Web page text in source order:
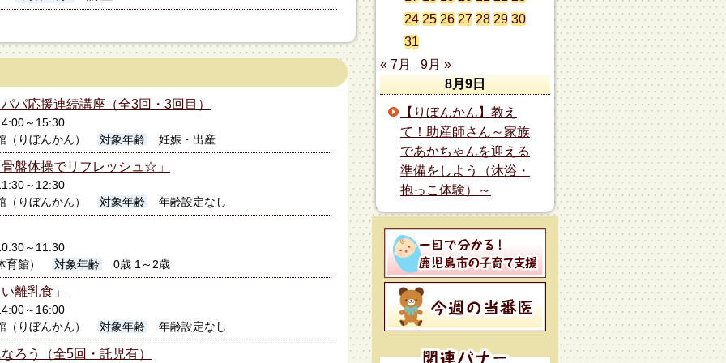
パ応援連続講座（全3回・3回目）
～15:30
（りぼんかん）
対象年齢 妊娠・出産
盤体操でリフレッシュ☆」
～12:30
（りぼんかん）
対象年齢 年齢設定なし
～11:30
育館）
対象年齢 0歳 1～2歳
離乳食」
～16:00
（りぼんかん）
対象年齢 年齢設定なし
ろう（全5回・託児有）
24 25 26 27 28 29 30
31
« 7月
9月 »
8月9日
【りぼんかん】教え
て！助産師さん～家族
であかちゃんを迎える
準備をしよう（沐浴・
抱っこ体験）～